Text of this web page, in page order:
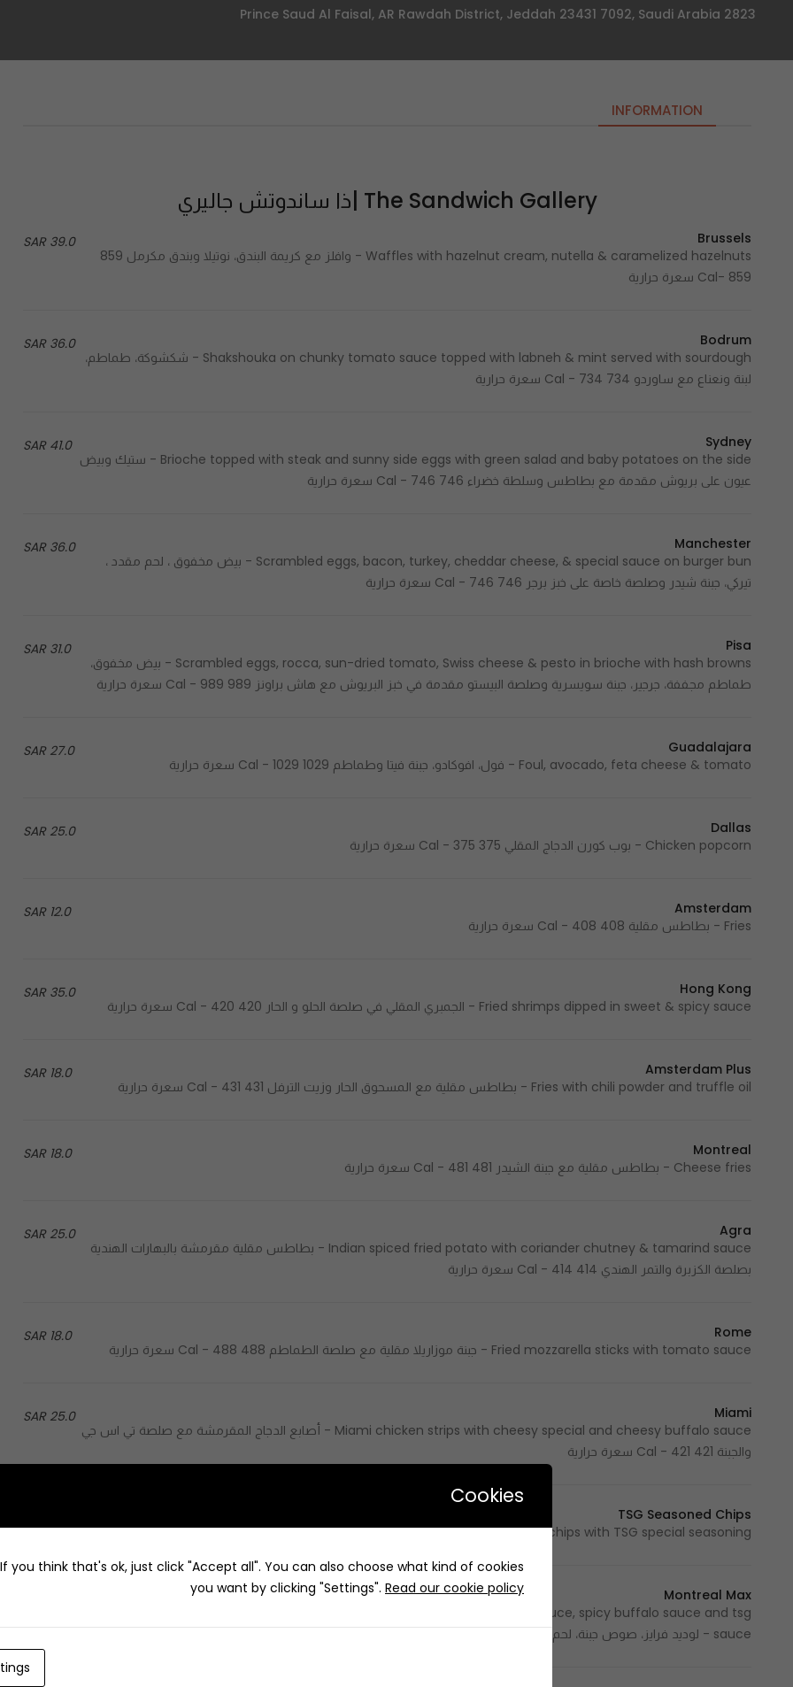
2823 Prince Saud Al Faisal, AR Rawdah District, Jeddah 23431 7092, Saudi Arabia
INFORMATION
The Sandwich Gallery |ذا ساندوتش جاليري
39.0 SAR
Brussels
Waffles with hazelnut cream, nutella & caramelized hazelnuts - وافلز مع كريمة البندق، نوتيلا وبندق مكرمل 859
Cal- 859 سعرة حرارية
36.0 SAR
Bodrum
Shakshouka on chunky tomato sauce topped with labneh & mint served with sourdough - شكشوكة، طماطم،
لبنة ونعناع مع ساوردو 734 Cal - 734 سعرة حرارية
41.0 SAR
Sydney
Brioche topped with steak and sunny side eggs with green salad and baby potatoes on the side - ستيك وبيض
عيون على بريوش مقدمة مع بطاطس وسلطة خضراء 746 Cal - 746 سعرة حرارية
36.0 SAR
Manchester
Scrambled eggs, bacon, turkey, cheddar cheese, & special sauce on burger bun - بيض مخفوق ، لحم مقدد ،
تيركي، جبنة شيدر وصلصة خاصة على خبز برجر 746 Cal - 746 سعرة حرارية
31.0 SAR
Pisa
Scrambled eggs, rocca, sun-dried tomato, Swiss cheese & pesto in brioche with hash browns - بيض مخفوق،
طماطم مجففة، جرجير، جبنة سويسرية وصلصة البيستو مقدمة في خبز البريوش مع هاش براونز 989 Cal - 989 سعرة حرارية
27.0 SAR
Guadalajara
Foul, avocado, feta cheese & tomato - فول، افوكادو، جبنة فيتا وطماطم 1029 Cal - 1029 سعرة حرارية
25.0 SAR
Dallas
Chicken popcorn - بوب كورن الدجاج المقلي 375 Cal - 375 سعرة حرارية
12.0 SAR
Amsterdam
Fries - بطاطس مقلية 408 Cal - 408 سعرة حرارية
35.0 SAR
Hong Kong
Fried shrimps dipped in sweet & spicy sauce - الجمبري المقلي في صلصة الحلو و الحار 420 Cal - 420 سعرة حرارية
18.0 SAR
Amsterdam Plus
Fries with chili powder and truffle oil - بطاطس مقلية مع المسحوق الحار وزيت الترفل 431 Cal - 431 سعرة حرارية
18.0 SAR
Montreal
Cheese fries - بطاطس مقلية مع جبنة الشيدر 481 Cal - 481 سعرة حرارية
25.0 SAR
Agra
Indian spiced fried potato with coriander chutney & tamarind sauce - بطاطس مقلية مقرمشة بالبهارات الهندية
بصلصة الكزبرة والتمر الهندي 414 Cal - 414 سعرة حرارية
18.0 SAR
Rome
Fried mozzarella sticks with tomato sauce - جبنة موزاريلا مقلية مع صلصة الطماطم 488 Cal - 488 سعرة حرارية
25.0 SAR
Miami
Miami chicken strips with cheesy special and cheesy buffalo sauce - أصابع الدجاج المقرمشة مع صلصة تي اس جي
والجبنة 421 Cal - 421 سعرة حرارية
TSG Seasoned Chips
Potato chips with TSG special seasoning - شيبس البطاطس بتتبيلة تي اس جي الخاصة 300 Cal - 300 سعرة حرارية
Montreal Max
Loaded fries, cheese sauce, bacon, fried chicken cuts, jalapeno, ranch sauce, spicy buffalo sauce and tsg
sauce - لوديد فرايز، صوص جبنة، لحم مقدد، قطع دجاج مقلية، هالابينو، صوص رانش، صوص بافلو سبايسي وصوص تي إس جي
Cookies
you think that's ok, just click "Accept all". You can also choose what kind of cookies
you want by clicking "Settings". Read our cookie policy